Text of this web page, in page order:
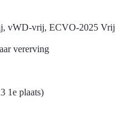
vWD-vrij, ECVO-2025 Vrij
vererving
1e plaats)